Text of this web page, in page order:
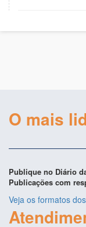
O mais
Publique no Diário
Publicações com
Veja os formatos